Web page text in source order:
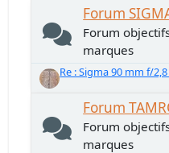
Forum
Forum
marques
Re : Sigma 90 mm f/2,8
Forum
Forum
marques